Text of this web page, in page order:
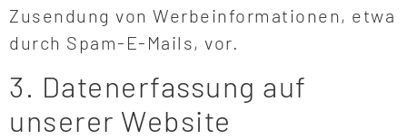
Zusendung von Werbeinformationen, etwa
durch Spam-E-Mails, vor.
3. Datenerfassung auf
unserer Website